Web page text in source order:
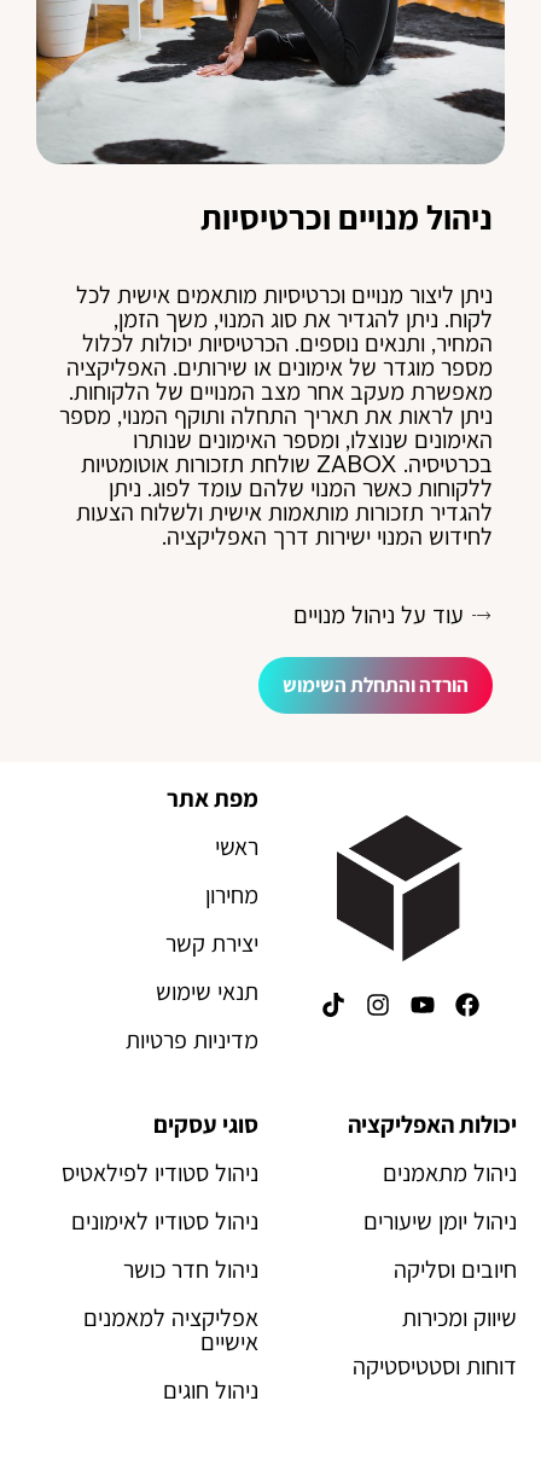
ניהול מנויים וכרטיסיות
ניתן ליצור מנויים וכרטיסיות מותאמים אישית לכל
לקוח. ניתן להגדיר את סוג המנוי, משך הזמן,
המחיר, ותנאים נוספים. הכרטיסיות יכולות לכלול
מספר מוגדר של אימונים או שירותים. האפליקציה
מאפשרת מעקב אחר מצב המנויים של הלקוחות.
ניתן לראות את תאריך התחלה ותוקף המנוי, מספר
האימונים שנוצלו, ומספר האימונים שנותרו
בכרטיסיה. ZABOX שולחת תזכורות אוטומטיות
ללקוחות כאשר המנוי שלהם עומד לפוג. ניתן
להגדיר תזכורות מותאמות אישית ולשלוח הצעות
לחידוש המנוי ישירות דרך האפליקציה.
עוד על ניהול מנויים
הורדה והתחלת השימוש
סוגי עסקים
ניהול סטודיו לפילאטיס
ניהול סטודיו לאימונים
ניהול חדר כושר
אפליקציה למאמנים
אישיים
ניהול חוגים
יכולות האפליקציה
ניהול מתאמנים
ניהול יומן שיעורים
חיובים וסליקה
שיווק ומכירות
דוחות וסטטיסטיקה
מפת אתר
ראשי
מחירון
יצירת קשר
תנאי שימוש
מדיניות פרטיות